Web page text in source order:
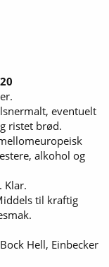
eventuelt
ristet brød.
alkohol og
Klar.
til kraftig
Hell, Einbecker